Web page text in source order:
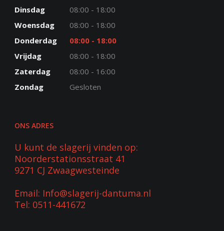
Dinsdag
08:00 - 18:00
Woensdag
08:00 - 18:00
Donderdag
08:00 - 18:00
Vrijdag
08:00 - 18:00
Zaterdag
08:00 - 16:00
Zondag
Gesloten
ONS ADRES
U kunt de slagerij vinden op:
Noorderstationsstraat 41
9271 CJ Zwaagwesteinde
Email: Info@slagerij-dantuma.nl
Tel: 0511-441672